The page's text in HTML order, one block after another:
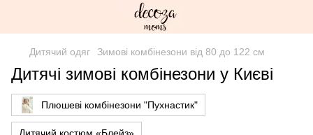
Дитячий одяг Зимові комбінезони від 80 до 122 см
Дитячі зимові комбінезони у Києві
Плюшеві комбінезони "Пухнастик"